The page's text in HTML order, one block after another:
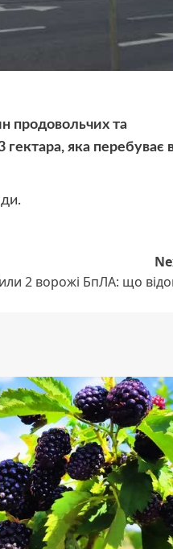
продовольчих та
яка перебуває
2 ворожі БпЛА: що